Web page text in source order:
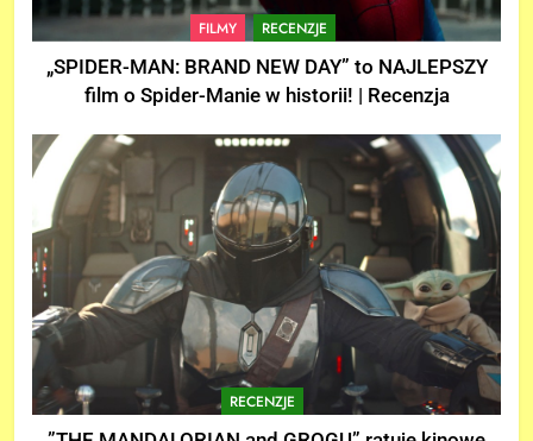
FILMY RECENZJE
„SPIDER-MAN: BRAND NEW DAY” to NAJLEPSZY
film o Spider-Manie w historii! | Recenzja
RECENZJE